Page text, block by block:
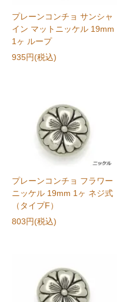
プレーンコンチョ サンシャ
イン マットニッケル 19mm
1ヶ ループ
935円(税込)
プレーンコンチョ フラワー
ニッケル 19mm 1ヶ ネジ式
（タイプF）
803円(税込)